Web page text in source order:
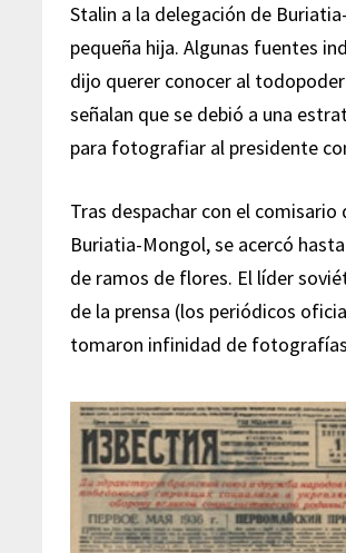
Stalin a la delegación de
pequeña hija. Algunas fuentes
dijo querer conocer al
señalan que se debió a una
para fotografiar al presidente
Tras despachar con el comisario
Buriatia-Mongol, se acercó
de ramos de flores. El líder
de la prensa (los periódicos
tomaron infinidad de